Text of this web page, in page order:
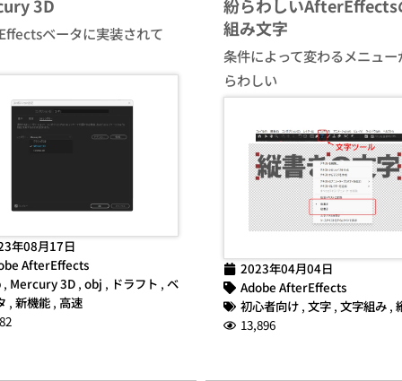
3D
ベータに実装されて
年08月17日
AfterEffects
, Mercury 3D, obj , ドラフト , ベ
, 新機能, 高速
紛らわしいAfterEffects
組み文字
条件によって変わるメニュー
らわしい
2023年04月04日
Adobe AfterEffects
初心者向け , 文字 , 文字組み ,
13,896